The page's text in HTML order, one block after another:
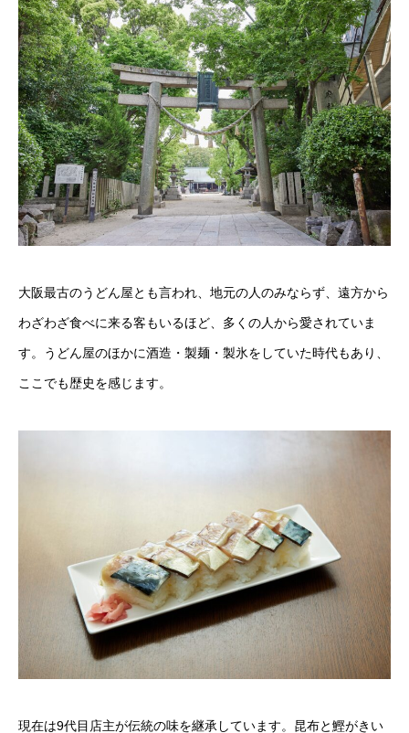
大阪最古のうどん屋とも言われ、地元の人のみならず、遠方から
わざわざ食べに来る客もいるほど、多くの人から愛されていま
す。うどん屋のほかに酒造・製麺・製氷をしていた時代もあり、
ここでも歴史を感じます。
現在は9代目店主が伝統の味を継承しています。昆布と鰹がきい